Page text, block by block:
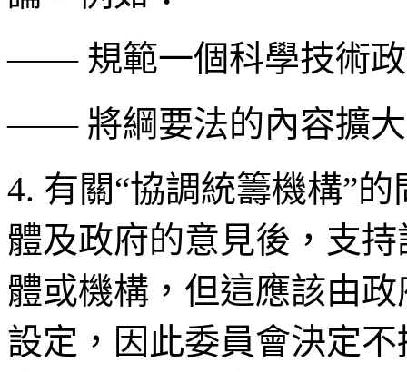
—— 規範一個科學技術政
—— 將綱要法的內容擴大
4. 有關“協調統籌機構”
體及政府的意見後，支
體或機構，但這應該由
設定，因此委員會決定